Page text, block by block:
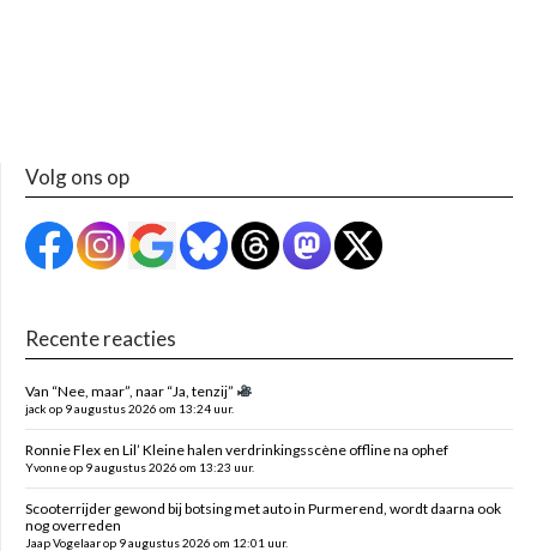
Volg ons op
Recente reacties
Van “Nee, maar”, naar “Ja, tenzij”
jack op 9 augustus 2026 om 13:24 uur.
Ronnie Flex en Lil’ Kleine halen verdrinkingsscène offline na ophef
Yvonne op 9 augustus 2026 om 13:23 uur.
Scooterrijder gewond bij botsing met auto in Purmerend, wordt daarna ook
nog overreden
Jaap Vogelaar op 9 augustus 2026 om 12:01 uur.